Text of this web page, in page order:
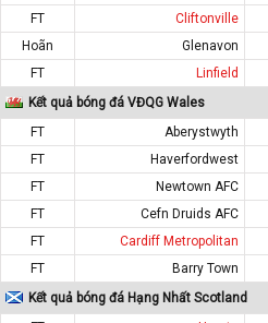
FT
Cliftonville
Hoãn
Glenavon
FT
Linfield
Kết quả bóng đá VĐQG Wales
FT
Aberystwyth
FT
Haverfordwest
FT
Newtown AFC
FT
Cefn Druids AFC
FT
Cardiff Metropolitan
FT
Barry Town
Kết quả bóng đá Hạng Nhất Scotland